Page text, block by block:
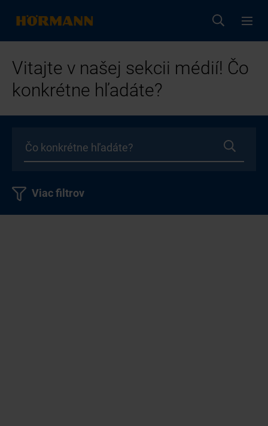
Vitajte v našej sekcii médií! Čo
konkrétne hľadáte?
Viac filtrov